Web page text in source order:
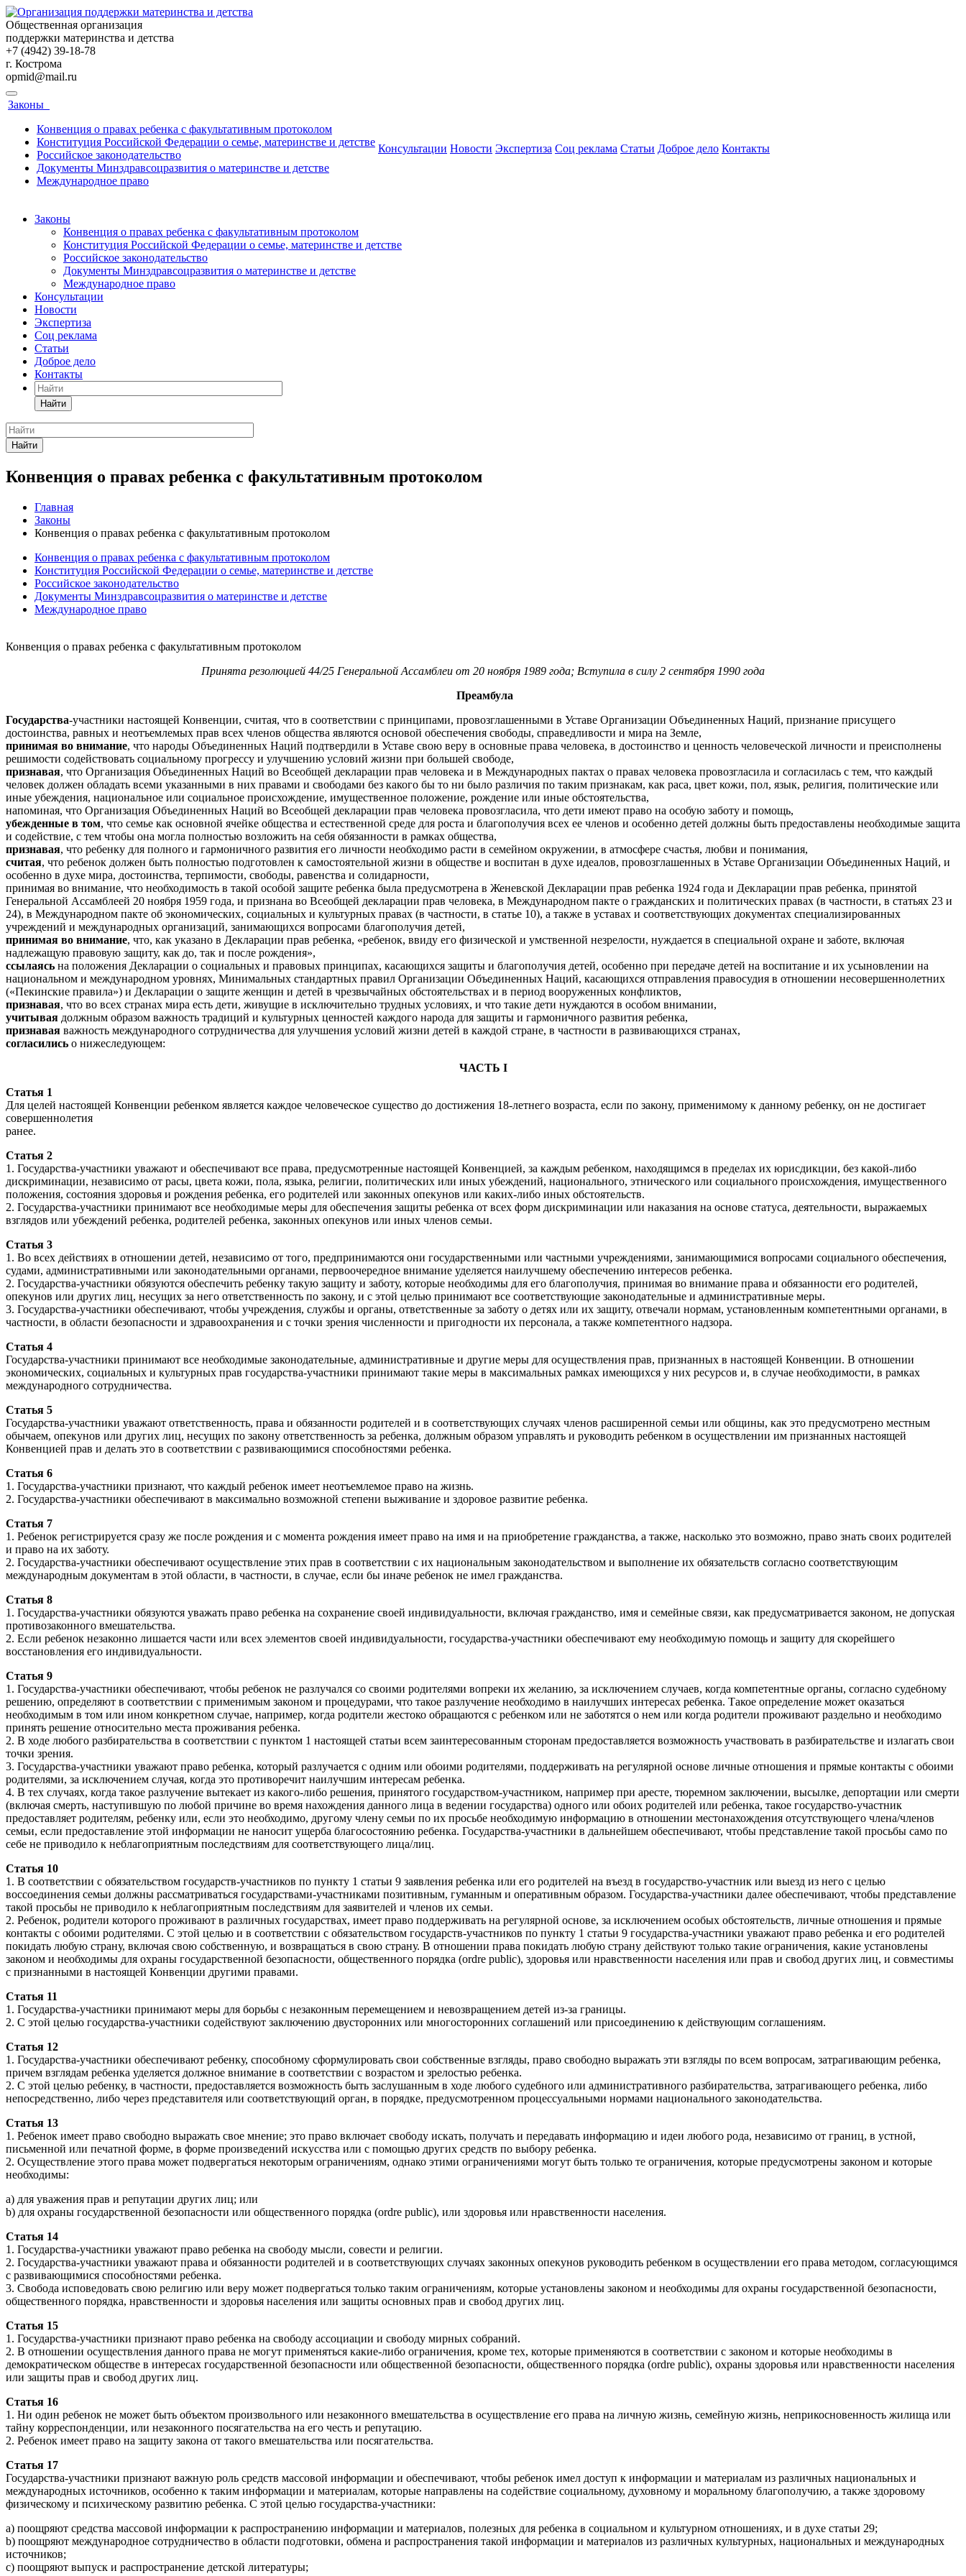
Общественная организация
поддержки материнства и детства
+7 (4942) 39-18-78
г. Кострома
opmid@mail.ru
Законы
Конвенция о правах ребенка с факультативным протоколом
Конституция Российской Федерации о семье, материнстве и детстве
Российское законодательство
Документы Минздравсоцразвития о материнстве и детстве
Международное право
Консультации Новости Экспертиза Соц реклама Статьи Доброе дело Контакты
Законы
Конвенция о правах ребенка с факультативным протоколом
Конституция Российской Федерации о семье, материнстве и детстве
Российское законодательство
Документы Минздравсоцразвития о материнстве и детстве
Международное право
Консультации
Новости
Экспертиза
Соц реклама
Статьи
Доброе дело
Контакты
Найти
Найти
Конвенция о правах ребенка с факультативным протоколом
Главная
Законы
Конвенция о правах ребенка с факультативным протоколом
Конвенция о правах ребенка с факультативным протоколом
Конституция Российской Федерации о семье, материнстве и детстве
Российское законодательство
Документы Минздравсоцразвития о материнстве и детстве
Международное право
Конвенция о правах ребенка с факультативным протоколом
Принята резолюцией 44/25 Генеральной Ассамблеи от 20 ноября 1989 года; Вступила в силу 2 сентября 1990 года
Преамбула
Государства-участники настоящей Конвенции, считая, что в соответствии с принципами, провозглашенными в Уставе Организации Объединенных Наций, признание присущего
достоинства, равных и неотъемлемых прав всех членов общества являются основой обеспечения свободы, справедливости и мира на Земле,
принимая во внимание, что народы Объединенных Наций подтвердили в Уставе свою веру в основные права человека, в достоинство и ценность человеческой личности и преисполнены
решимости содействовать социальному прогрессу и улучшению условий жизни при большей свободе,
признавая, что Организация Объединенных Наций во Всеобщей декларации прав человека и в Международных пактах о правах человека провозгласила и согласилась с тем, что каждый
человек должен обладать всеми указанными в них правами и свободами без какого бы то ни было различия по таким признакам, как раса, цвет кожи, пол, язык, религия, политические или
иные убеждения, национальное или социальное происхождение, имущественное положение, рождение или иные обстоятельства,
напоминая, что Организация Объединенных Наций во Всеобщей декларации прав человека провозгласила, что дети имеют право на особую заботу и помощь,
убежденные в том, что семье как основной ячейке общества и естественной среде для роста и благополучия всех ее членов и особенно детей должны быть предоставлены необходимые защита
и содействие, с тем чтобы она могла полностью возложить на себя обязанности в рамках общества,
признавая, что ребенку для полного и гармоничного развития его личности необходимо расти в семейном окружении, в атмосфере счастья, любви и понимания,
считая, что ребенок должен быть полностью подготовлен к самостоятельной жизни в обществе и воспитан в духе идеалов, провозглашенных в Уставе Организации Объединенных Наций, и
особенно в духе мира, достоинства, терпимости, свободы, равенства и солидарности,
принимая во внимание, что необходимость в такой особой защите ребенка была предусмотрена в Женевской Декларации прав ребенка 1924 года и Декларации прав ребенка, принятой
Генеральной Ассамблеей 20 ноября 1959 года, и признана во Всеобщей декларации прав человека, в Международном пакте о гражданских и политических правах (в частности, в статьях 23 и
24), в Международном пакте об экономических, социальных и культурных правах (в частности, в статье 10), а также в уставах и соответствующих документах специализированных
учреждений и международных организаций, занимающихся вопросами благополучия детей,
принимая во внимание, что, как указано в Декларации прав ребенка, «ребенок, ввиду его физической и умственной незрелости, нуждается в специальной охране и заботе, включая
надлежащую правовую защиту, как до, так и после рождения»,
ссылаясь на положения Декларации о социальных и правовых принципах, касающихся защиты и благополучия детей, особенно при передаче детей на воспитание и их усыновлении на
национальном и международном уровнях, Минимальных стандартных правил Организации Объединенных Наций, касающихся отправления правосудия в отношении несовершеннолетних
(«Пекинские правила») и Декларации о защите женщин и детей в чрезвычайных обстоятельствах и в период вооруженных конфликтов,
признавая, что во всех странах мира есть дети, живущие в исключительно трудных условиях, и что такие дети нуждаются в особом внимании,
учитывая должным образом важность традиций и культурных ценностей каждого народа для защиты и гармоничного развития ребенка,
признавая важность международного сотрудничества для улучшения условий жизни детей в каждой стране, в частности в развивающихся странах,
согласились о нижеследующем:
ЧАСТЬ I
Статья 1
Для целей настоящей Конвенции ребенком является каждое человеческое существо до достижения 18-летнего возраста, если по закону, применимому к данному ребенку, он не достигает
совершеннолетия
ранее.
Статья 2
1. Государства-участники уважают и обеспечивают все права, предусмотренные настоящей Конвенцией, за каждым ребенком, находящимся в пределах их юрисдикции, без какой-либо
дискриминации, независимо от расы, цвета кожи, пола, языка, религии, политических или иных убеждений, национального, этнического или социального происхождения, имущественного
положения, состояния здоровья и рождения ребенка, его родителей или законных опекунов или каких-либо иных обстоятельств.
2. Государства-участники принимают все необходимые меры для обеспечения защиты ребенка от всех форм дискриминации или наказания на основе статуса, деятельности, выражаемых
взглядов или убеждений ребенка, родителей ребенка, законных опекунов или иных членов семьи.
Статья 3
1. Во всех действиях в отношении детей, независимо от того, предпринимаются они государственными или частными учреждениями, занимающимися вопросами социального обеспечения,
судами, административными или законодательными органами, первоочередное внимание уделяется наилучшему обеспечению интересов ребенка.
2. Государства-участники обязуются обеспечить ребенку такую защиту и заботу, которые необходимы для его благополучия, принимая во внимание права и обязанности его родителей,
опекунов или других лиц, несущих за него ответственность по закону, и с этой целью принимают все соответствующие законодательные и административные меры.
3. Государства-участники обеспечивают, чтобы учреждения, службы и органы, ответственные за заботу о детях или их защиту, отвечали нормам, установленным компетентными органами, в
частности, в области безопасности и здравоохранения и с точки зрения численности и пригодности их персонала, а также компетентного надзора.
Статья 4
Государства-участники принимают все необходимые законодательные, административные и другие меры для осуществления прав, признанных в настоящей Конвенции. В отношении
экономических, социальных и культурных прав государства-участники принимают такие меры в максимальных рамках имеющихся у них ресурсов и, в случае необходимости, в рамках
международного сотрудничества.
Статья 5
Государства-участники уважают ответственность, права и обязанности родителей и в соответствующих случаях членов расширенной семьи или общины, как это предусмотрено местным
обычаем, опекунов или других лиц, несущих по закону ответственность за ребенка, должным образом управлять и руководить ребенком в осуществлении им признанных настоящей
Конвенцией прав и делать это в соответствии с развивающимися способностями ребенка.
Статья 6
1. Государства-участники признают, что каждый ребенок имеет неотъемлемое право на жизнь.
2. Государства-участники обеспечивают в максимально возможной степени выживание и здоровое развитие ребенка.
Статья 7
1. Ребенок регистрируется сразу же после рождения и с момента рождения имеет право на имя и на приобретение гражданства, а также, насколько это возможно, право знать своих родителей
и право на их заботу.
2. Государства-участники обеспечивают осуществление этих прав в соответствии с их национальным законодательством и выполнение их обязательств согласно соответствующим
международным документам в этой области, в частности, в случае, если бы иначе ребенок не имел гражданства.
Статья 8
1. Государства-участники обязуются уважать право ребенка на сохранение своей индивидуальности, включая гражданство, имя и семейные связи, как предусматривается законом, не допуская
противозаконного вмешательства.
2. Если ребенок незаконно лишается части или всех элементов своей индивидуальности, государства-участники обеспечивают ему необходимую помощь и защиту для скорейшего
восстановления его индивидуальности.
Статья 9
1. Государства-участники обеспечивают, чтобы ребенок не разлучался со своими родителями вопреки их желанию, за исключением случаев, когда компетентные органы, согласно судебному
решению, определяют в соответствии с применимым законом и процедурами, что такое разлучение необходимо в наилучших интересах ребенка. Такое определение может оказаться
необходимым в том или ином конкретном случае, например, когда родители жестоко обращаются с ребенком или не заботятся о нем или когда родители проживают раздельно и необходимо
принять решение относительно места проживания ребенка.
2. В ходе любого разбирательства в соответствии с пунктом 1 настоящей статьи всем заинтересованным сторонам предоставляется возможность участвовать в разбирательстве и излагать свои
точки зрения.
3. Государства-участники уважают право ребенка, который разлучается с одним или обоими родителями, поддерживать на регулярной основе личные отношения и прямые контакты с обоими
родителями, за исключением случая, когда это противоречит наилучшим интересам ребенка.
4. В тех случаях, когда такое разлучение вытекает из какого-либо решения, принятого государством-участником, например при аресте, тюремном заключении, высылке, депортации или смерти
(включая смерть, наступившую по любой причине во время нахождения данного лица в ведении государства) одного или обоих родителей или ребенка, такое государство-участник
предоставляет родителям, ребенку или, если это необходимо, другому члену семьи по их просьбе необходимую информацию в отношении местонахождения отсутствующего члена/членов
семьи, если предоставление этой информации не наносит ущерба благосостоянию ребенка. Государства-участники в дальнейшем обеспечивают, чтобы представление такой просьбы само по
себе не приводило к неблагоприятным последствиям для соответствующего лица/лиц.
Статья 10
1. В соответствии с обязательством государств-участников по пункту 1 статьи 9 заявления ребенка или его родителей на въезд в государство-участник или выезд из него с целью
воссоединения семьи должны рассматриваться государствами-участниками позитивным, гуманным и оперативным образом. Государства-участники далее обеспечивают, чтобы представление
такой просьбы не приводило к неблагоприятным последствиям для заявителей и членов их семьи.
2. Ребенок, родители которого проживают в различных государствах, имеет право поддерживать на регулярной основе, за исключением особых обстоятельств, личные отношения и прямые
контакты с обоими родителями. С этой целью и в соответствии с обязательством государств-участников по пункту 1 статьи 9 государства-участники уважают право ребенка и его родителей
покидать любую страну, включая свою собственную, и возвращаться в свою страну. В отношении права покидать любую страну действуют только такие ограничения, какие установлены
законом и необходимы для охраны государственной безопасности, общественного порядка (ordre public), здоровья или нравственности населения или прав и свобод других лиц, и совместимы
с признанными в настоящей Конвенции другими правами.
Статья 11
1. Государства-участники принимают меры для борьбы с незаконным перемещением и невозвращением детей из-за границы.
2. С этой целью государства-участники содействуют заключению двусторонних или многосторонних соглашений или присоединению к действующим соглашениям.
Статья 12
1. Государства-участники обеспечивают ребенку, способному сформулировать свои собственные взгляды, право свободно выражать эти взгляды по всем вопросам, затрагивающим ребенка,
причем взглядам ребенка уделяется должное внимание в соответствии с возрастом и зрелостью ребенка.
2. С этой целью ребенку, в частности, предоставляется возможность быть заслушанным в ходе любого судебного или административного разбирательства, затрагивающего ребенка, либо
непосредственно, либо через представителя или соответствующий орган, в порядке, предусмотренном процессуальными нормами национального законодательства.
Статья 13
1. Ребенок имеет право свободно выражать свое мнение; это право включает свободу искать, получать и передавать информацию и идеи любого рода, независимо от границ, в устной,
письменной или печатной форме, в форме произведений искусства или с помощью других средств по выбору ребенка.
2. Осуществление этого права может подвергаться некоторым ограничениям, однако этими ограничениями могут быть только те ограничения, которые предусмотрены законом и которые
необходимы:
a) для уважения прав и репутации других лиц; или
b) для охраны государственной безопасности или общественного порядка (ordre public), или здоровья или нравственности населения.
Статья 14
1. Государства-участники уважают право ребенка на свободу мысли, совести и религии.
2. Государства-участники уважают права и обязанности родителей и в соответствующих случаях законных опекунов руководить ребенком в осуществлении его права методом, согласующимся
с развивающимися способностями ребенка.
3. Свобода исповедовать свою религию или веру может подвергаться только таким ограничениям, которые установлены законом и необходимы для охраны государственной безопасности,
общественного порядка, нравственности и здоровья населения или защиты основных прав и свобод других лиц.
Статья 15
1. Государства-участники признают право ребенка на свободу ассоциации и свободу мирных собраний.
2. В отношении осуществления данного права не могут применяться какие-либо ограничения, кроме тех, которые применяются в соответствии с законом и которые необходимы в
демократическом обществе в интересах государственной безопасности или общественной безопасности, общественного порядка (ordre public), охраны здоровья или нравственности населения
или защиты прав и свобод других лиц.
Статья 16
1. Ни один ребенок не может быть объектом произвольного или незаконного вмешательства в осуществление его права на личную жизнь, семейную жизнь, неприкосновенность жилища или
тайну корреспонденции, или незаконного посягательства на его честь и репутацию.
2. Ребенок имеет право на защиту закона от такого вмешательства или посягательства.
Статья 17
Государства-участники признают важную роль средств массовой информации и обеспечивают, чтобы ребенок имел доступ к информации и материалам из различных национальных и
международных источников, особенно к таким информации и материалам, которые направлены на содействие социальному, духовному и моральному благополучию, а также здоровому
физическому и психическому развитию ребенка. С этой целью государства-участники:
a) поощряют средства массовой информации к распространению информации и материалов, полезных для ребенка в социальном и культурном отношениях, и в духе статьи 29;
b) поощряют международное сотрудничество в области подготовки, обмена и распространения такой информации и материалов из различных культурных, национальных и международных
источников;
c) поощряют выпуск и распространение детской литературы;